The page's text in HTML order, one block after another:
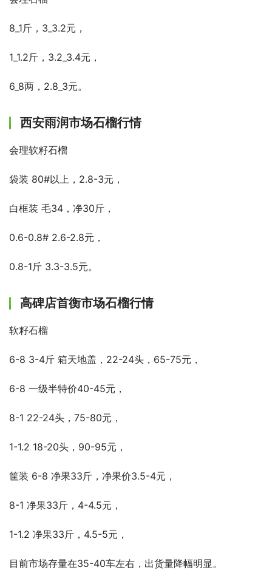
8_1斤，3_3.2元，
1_1.2斤，3.2_3.4元，
6_8两，2.8_3元。
西安雨润市场石榴行情
会理软籽石榴
袋装 80#以上，2.8-3元，
白框装 毛34，净30斤，
0.6-0.8# 2.6-2.8元，
0.8-1斤 3.3-3.5元。
高碑店首衡市场石榴行情
软籽石榴
6-8 3-4斤 箱天地盖，22-24头，65-75元，
6-8 一级半特价40-45元，
8-1 22-24头，75-80元，
1-1.2 18-20头，90-95元，
筐装 6-8 净果33斤，净果价3.5-4元，
8-1 净果33斤，4-4.5元，
1-1.2 净果33斤，4.5-5元，
目前市场存量在35-40车左右，出货量降幅明显。